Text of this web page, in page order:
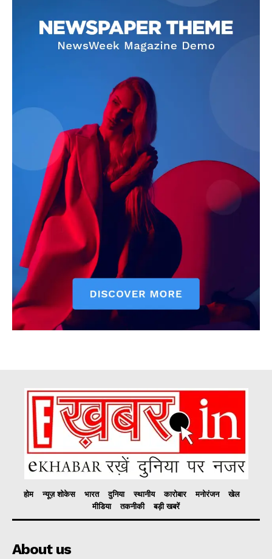
Contact us
Subscription Plans
My account
होम न्यूज़ शोकेस भारत दुनिया स्थानीय कारोबार मनोरंजन
खेल
मीडिया
तकनीकी बड़ी खबरें
About us